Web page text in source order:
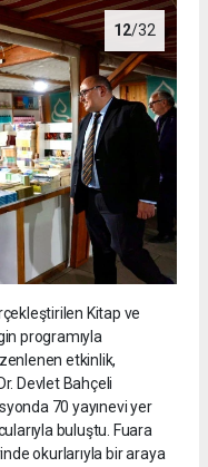
12/32
Kitap ve
programıyla
etkinlik,
Devlet Bahçeli
70 yayınevi yer
buluştu. Fuara
okurlarıyla bir araya